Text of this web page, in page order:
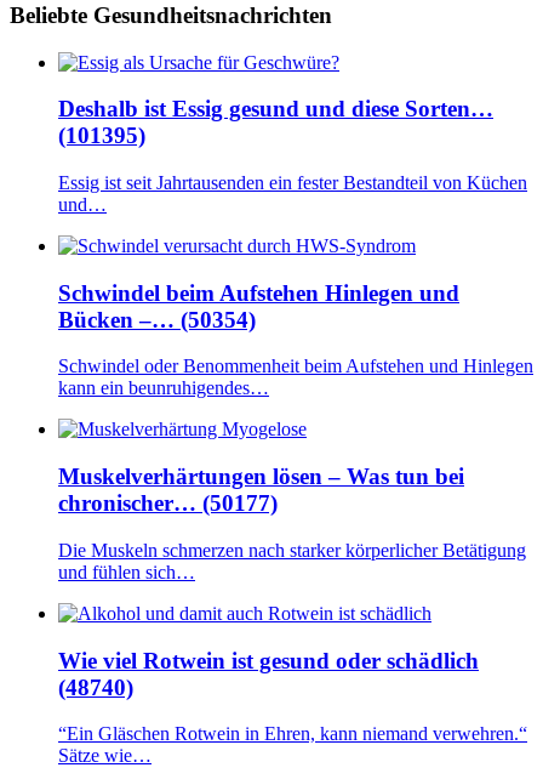
Beliebte Gesundheitsnachrichten
Deshalb ist Essig gesund und diese Sorten…
(101395)
Essig ist seit Jahrtausenden ein fester Bestandteil von Küchen
und…
Schwindel beim Aufstehen Hinlegen und
Bücken –… (50354)
Schwindel oder Benommenheit beim Aufstehen und Hinlegen
kann ein beunruhigendes…
Muskelverhärtungen lösen – Was tun bei
chronischer… (50177)
Die Muskeln schmerzen nach starker körperlicher Betätigung
und fühlen sich…
Wie viel Rotwein ist gesund oder schädlich
(48740)
“Ein Gläschen Rotwein in Ehren, kann niemand verwehren.“
Sätze wie…